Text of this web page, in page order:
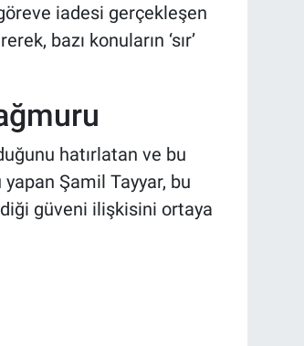
iadesi gerçekleşen
bazı konuların ‘sır’
hatırlatan ve bu
Şamil Tayyar, bu
güveni ilişkisini ortaya